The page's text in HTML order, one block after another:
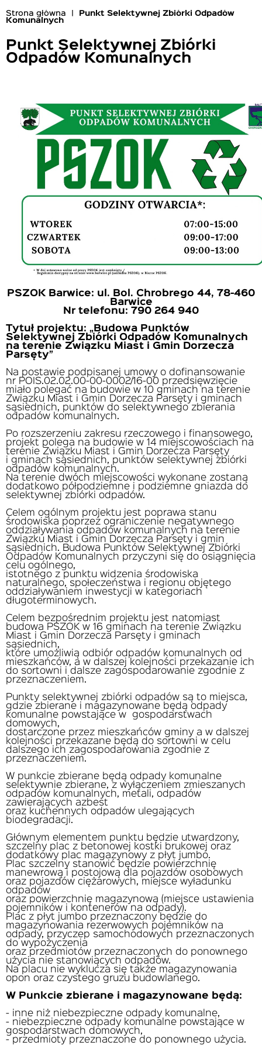
Ścieżka
Strona główna
Punkt Selektywnej Zbiórki Odpadów
Komunalnych
Punkt Selektywnej Zbiórki
Odpadów Komunalnych
PSZOK Barwice: ul. Bol. Chrobrego 44, 78-460
Barwice
Nr telefonu: 790 264 940
Tytuł projektu: „Budowa Punktów
Selektywnej Zbiórki Odpadów Komunalnych
na terenie Związku Miast i Gmin Dorzecza
Parsęty”
Na postawie podpisanej umowy o dofinansowanie
nr POIS.02.02.00-00-0002/16-00 przedsięwzięcie
miało polegać na budowie w 10 gminach na terenie
Związku Miast i Gmin Dorzecza Parsęty i gminach
sąsiednich, punktów do selektywnego zbierania
odpadów komunalnych.
Po rozszerzeniu zakresu rzeczowego i finansowego,
projekt polega na budowie w 14 miejscowościach na
terenie Związku Miast i Gmin Dorzecza Parsęty
i gminach sąsiednich, punktów selektywnej zbiórki
odpadów komunalnych.
Na terenie dwóch miejscowości wykonane zostaną
dodatkowo półpodziemne i podziemne gniazda do
selektywnej zbiórki odpadów.
Celem ogólnym projektu jest poprawa stanu
środowiska poprzez ograniczenie negatywnego
oddziaływania odpadów komunalnych na terenie
Związku Miast i Gmin Dorzecza Parsęty i gmin
sąsiednich. Budowa Punktów Selektywnej Zbiórki
Odpadów Komunalnych przyczyni się do osiągnięcia
celu ogólnego,
istotnego z punktu widzenia środowiska
naturalnego, społeczeństwa i regionu objętego
oddziaływaniem inwestycji w kategoriach
długoterminowych.
Celem bezpośrednim projektu jest natomiast
budowa PSZOK w 16 gminach na terenie Związku
Miast i Gmin Dorzecza Parsęty i gminach
sąsiednich,
które umożliwią odbiór odpadów komunalnych od
mieszkańców, a w dalszej kolejności przekazanie ich
do sortowni i dalsze zagospodarowanie zgodnie z
przeznaczeniem.
Punkty selektywnej zbiórki odpadów są to miejsca,
gdzie zbierane i magazynowane będą odpady
komunalne powstające w gospodarstwach
domowych,
dostarczone przez mieszkańców gminy a w dalszej
kolejności przekazane będą do sortowni w celu
dalszego ich zagospodarowania zgodnie z
przeznaczeniem.
W punkcie zbierane będą odpady komunalne
selektywnie zbierane, z wyłączeniem zmieszanych
odpadów komunalnych, metali, odpadów
zawierających azbest
oraz kuchennych odpadów ulegających
biodegradacji.
Głównym elementem punktu będzie utwardzony,
szczelny plac z betonowej kostki brukowej oraz
dodatkowy plac magazynowy z płyt jumbo.
Plac szczelny stanowić będzie powierzchnię
manewrową i postojową dla pojazdów osobowych
oraz pojazdów ciężarowych, miejsce wyładunku
odpadów
oraz powierzchnię magazynową (miejsce ustawienia
pojemników i kontenerów na odpady).
Plac z płyt jumbo przeznaczony będzie do
magazynowania rezerwowych pojemników na
odpady, przyczep samochodowych przeznaczonych
do wypożyczenia
oraz przedmiotów przeznaczonych do ponownego
użycia nie stanowiących odpadów.
Na placu nie wyklucza się także magazynowania
opon oraz czystego gruzu budowlanego.
W Punkcie zbierane i magazynowane będą:
- inne niż niebezpieczne odpady komunalne,
- niebezpieczne odpady komunalne powstające w
gospodarstwach domowych,
- przedmioty przeznaczone do ponownego użycia.